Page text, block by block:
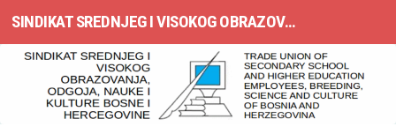
Skip to content SINDIKAT SREDNJEG I VISOKOG OBRAZOVANJA, ODGOJA, NAUKE I KULTURE BOSNE I HERCEGOVINE